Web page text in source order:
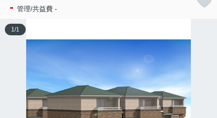
- 管理/共益費 -
1/1